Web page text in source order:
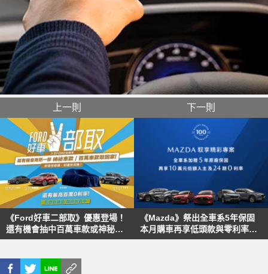
上一則
《Ford好車二部取》優惠登場！
還有機會抽中百萬車款或神秘新
車！
下一則
《Mazda》祭出全車系5年保固
本月購車再享低頭款與零利率優
惠